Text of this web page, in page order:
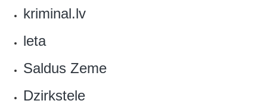
‎kriminal.lv
leta‎
Saldus Zeme
Dzirkstele